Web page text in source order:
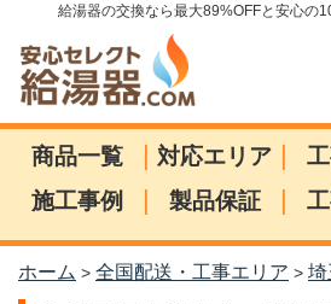
給湯器の交換なら最大89%OFFと安心の
商品一覧 | 対応エリア |
施工事例
| 製品保証 |
ホーム > 全国配送・工事エリア > 埼